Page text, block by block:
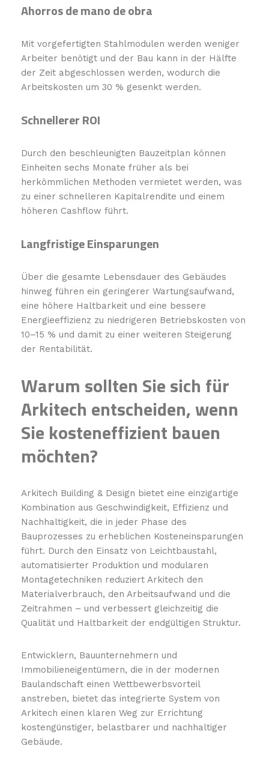
Ahorros de mano de obra
Mit vorgefertigten Stahlmodulen werden weniger
Arbeiter benötigt und der Bau kann in der Hälfte
der Zeit abgeschlossen werden, wodurch die
Arbeitskosten um 30 % gesenkt werden.
Schnellerer ROI
Durch den beschleunigten Bauzeitplan können
Einheiten sechs Monate früher als bei
herkömmlichen Methoden vermietet werden, was
zu einer schnelleren Kapitalrendite und einem
höheren Cashflow führt.
Langfristige Einsparungen
Über die gesamte Lebensdauer des Gebäudes
hinweg führen ein geringerer Wartungsaufwand,
eine höhere Haltbarkeit und eine bessere
Energieeffizienz zu niedrigeren Betriebskosten von
10–15 % und damit zu einer weiteren Steigerung
der Rentabilität.
Warum sollten Sie sich für
Arkitech entscheiden, wenn
Sie kosteneffizient bauen
möchten?
Arkitech Building & Design bietet eine einzigartige
Kombination aus Geschwindigkeit, Effizienz und
Nachhaltigkeit, die in jeder Phase des
Bauprozesses zu erheblichen Kosteneinsparungen
führt. Durch den Einsatz von Leichtbaustahl,
automatisierter Produktion und modularen
Montagetechniken reduziert Arkitech den
Materialverbrauch, den Arbeitsaufwand und die
Zeitrahmen – und verbessert gleichzeitig die
Qualität und Haltbarkeit der endgültigen Struktur.
Entwicklern, Bauunternehmern und
Immobilieneigentümern, die in der modernen
Baulandschaft einen Wettbewerbsvorteil
anstreben, bietet das integrierte System von
Arkitech einen klaren Weg zur Errichtung
kostengünstiger, belastbarer und nachhaltiger
Gebäude.